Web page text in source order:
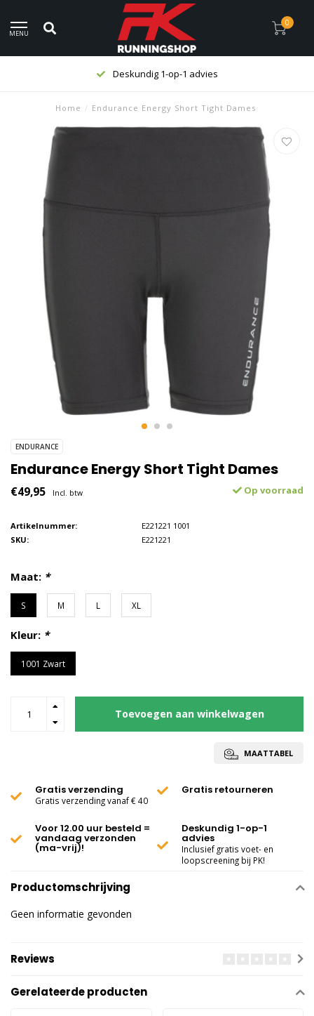
MENU
0
Deskundig 1-op-1 advies
Home / Endurance Energy Short Tight Dames
ENDURANCE
Endurance Energy Short Tight Dames
€49,95 Incl. btw Op voorraad
Artikelnummer:
E221221 1001
SKU:
E221221
Maat: *
S M L XL
Kleur: *
1001 Zwart
Toevoegen aan winkelwagen
MAATTABEL
Gratis verzending
Gratis verzending vanaf € 40
Gratis retourneren
Voor 12.00 uur besteld =
vandaag verzonden
(ma-vrij)!
Deskundig 1-op-1
advies
Inclusief gratis voet- en
loopscreening bij PK!
Productomschrijving
Geen informatie gevonden
Reviews
Gerelateerde producten